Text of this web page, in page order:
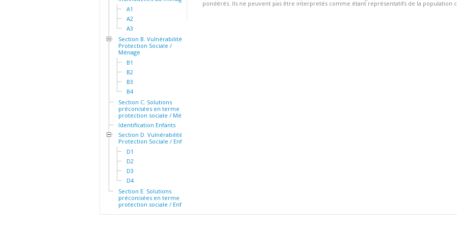
A1
A2
A3
Section B. Vulnérabilité et
Protection Sociale /
Ménage
B1
B2
B3
B4
Section C. Solutions
préconisées en terme de
protection sociale / Ménage
Identification Enfants
Section D. Vulnérabilité et
Protection Sociale / Enfants
D1
D2
D3
D4
Section E. Solutions
préconisées en terme de
protection sociale / Enfants
pondérés. Ils ne peuvent pas être interpretés comme étant représentatifs de la population